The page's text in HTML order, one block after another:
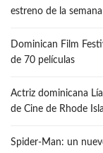
estreno de la
Dominican Film
de 70 películas
Actriz dominicana
de Cine de Rhode
Spider-Man: un